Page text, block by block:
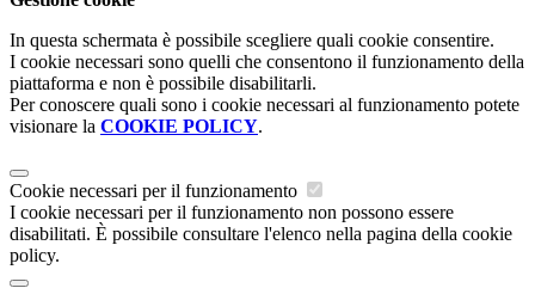
In questa schermata è possibile scegliere quali cookie consentire.
I cookie necessari sono quelli che consentono il funzionamento della
piattaforma e non è possibile disabilitarli.
Per conoscere quali sono i cookie necessari al funzionamento potete
visionare la COOKIE POLICY.
Cookie necessari per il funzionamento
I cookie necessari per il funzionamento non possono essere
disabilitati. È possibile consultare l'elenco nella pagina della cookie
policy.